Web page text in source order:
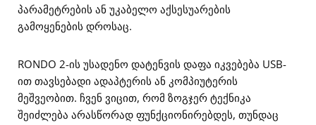
პარამეტრების ან უკაბელო აქსესუარების
გამოყენების დროსაც.
RONDO 2-ის უსადენო დატენვის დაფა იკვებება USB-
ით თავსებადი ადაპტერის ან კომპიუტერის
მეშვეობით. ჩვენ ვიცით, რომ ზოგჯერ ტექნიკა
შეიძლება არასწორად ფუნქციონირებდეს, თუნდაც